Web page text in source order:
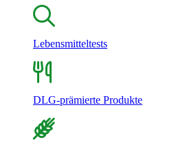
Lebensmitteltests
DLG-prämierte Produkte